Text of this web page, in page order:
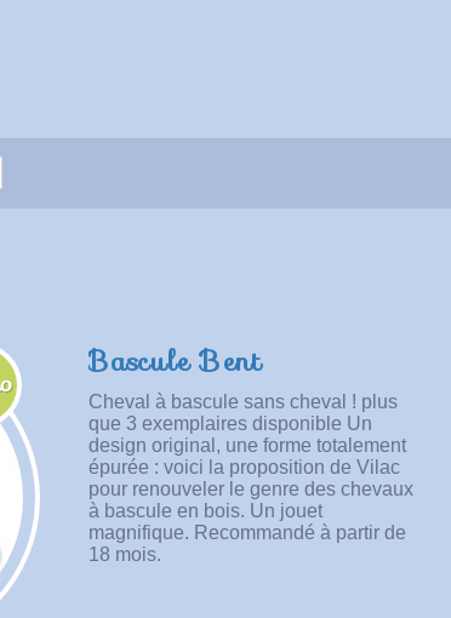
Bascule Bent
Cheval à bascule sans cheval ! plus
que 3 exemplaires disponible Un
design original, une forme totalement
épurée : voici la proposition de Vilac
pour renouveler le genre des chevaux
à bascule en bois. Un jouet
magnifique. Recommandé à partir de
18 mois.